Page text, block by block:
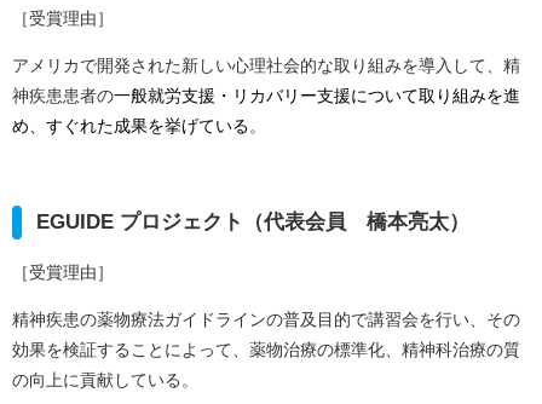
［受賞理由］
アメリカで開発された新しい心理社会的な取り組みを導入して、精
神疾患患者の一般就労支援・リカバリー支援について取り組みを進
め、すぐれた成果を挙げている。
EGUIDE プロジェクト（代表会員 橋本亮太）
［受賞理由］
精神疾患の薬物療法ガイドラインの普及目的で講習会を行い、その
効果を検証することによって、薬物治療の標準化、精神科治療の質
の向上に貢献している。